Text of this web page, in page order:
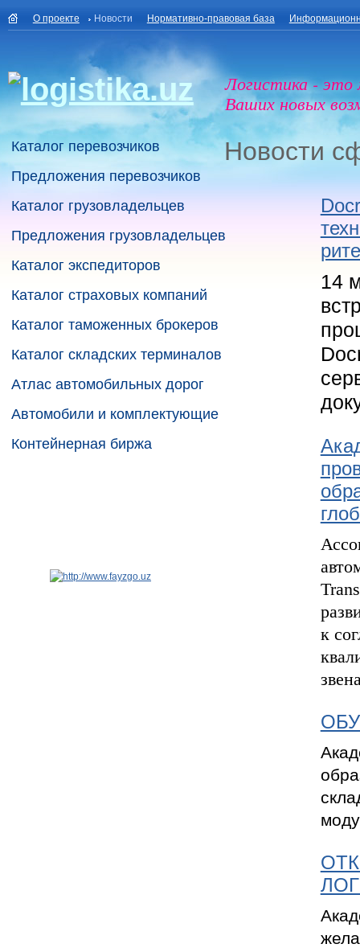
О проекте Новости Нормативно-правовая база
Логистика - это
Ваших новых
Каталог перевозчиков
Предложения перевозчиков
Каталог грузовладельцев
Предложения грузовладельцев
Каталог экспедиторов
Каталог страховых компаний
Каталог таможенных брокеров
Каталог складских терминалов
Атлас автомобильных дорог
Автомобили и комплектующие
Контейнерная биржа
Новости
14
Trans
к